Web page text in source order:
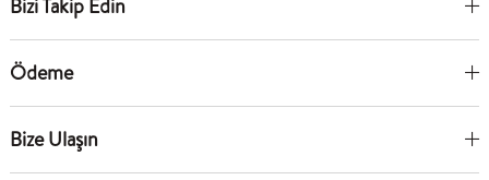
Bizi Takip Edin
Ödeme
Bize Ulaşın